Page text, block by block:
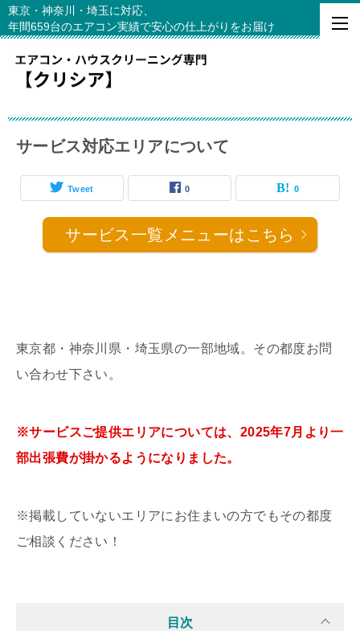
東京・神奈川・埼玉に対応、
年間659台のエアコン実績で安心の仕上がりをお届け
サービス対応エリアについて
Tweet 0 0
サービス一覧メニューはこちら
東京都・神奈川県・埼玉県の一部地域。その都度お問
い合わせ下さい。
※サービスご提供エリアについては、2025年7月より一
部出張費が掛かるようになりました。
※掲載していないエリアにお住まいの方でもその都度
ご相談ください！
目次